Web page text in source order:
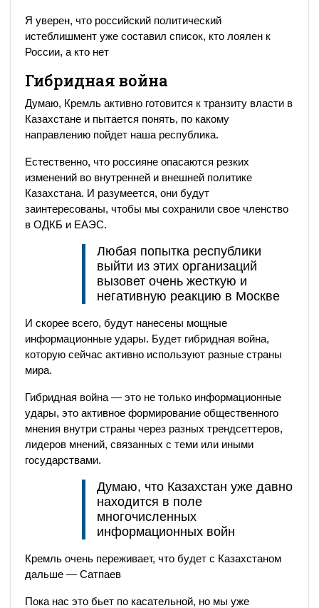
Я уверен, что российский политический
истеблишмент уже составил список, кто лоялен к
России, а кто нет
Гибридная война
Думаю, Кремль активно готовится к транзиту власти в
Казахстане и пытается понять, по какому
направлению пойдет наша республика.
Естественно, что россияне опасаются резких
изменений во внутренней и внешней политике
Казахстана. И разумеется, они будут
заинтересованы, чтобы мы сохранили свое членство
в ОДКБ и ЕАЭС.
Любая попытка республики
выйти из этих организаций
вызовет очень жесткую и
негативную реакцию в Москве
И скорее всего, будут нанесены мощные
информационные удары. Будет гибридная война,
которую сейчас активно используют разные страны
мира.
Гибридная война — это не только информационные
удары, это активное формирование общественного
мнения внутри страны через разных трендсеттеров,
лидеров мнений, связанных с теми или иными
государствами.
Думаю, что Казахстан уже давно
находится в поле
многочисленных
информационных войн
Кремль очень переживает, что будет с Казахстаном
дальше — Сатпаев
Пока нас это бьет по касательной, но мы уже